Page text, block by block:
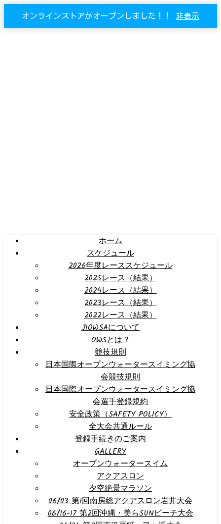
オンラインストアがオープンしました！！ 非表示
ホーム
スケジュール
2026年度レーススケジュール
2025レース（結果）
2024レース（結果）
2023レース（結果）
2022レース（結果）
JIOWSAについて
OWSとは？
競技規則
日本国際オープンウォータースイミング協
会競技規則
日本国際オープンウォータースイミング協
会選手登録規約
安全政策（SAFETY POLICY）
全大会共通ルール
登録手続きのご案内
GALLERY
オープンウォータースイム
アクアスロン
夕空絶景マラソン
06/03 第1回南房総アクアスロン岩井大会
06/16-17 第2回沖縄・美らSUNビーチ大会